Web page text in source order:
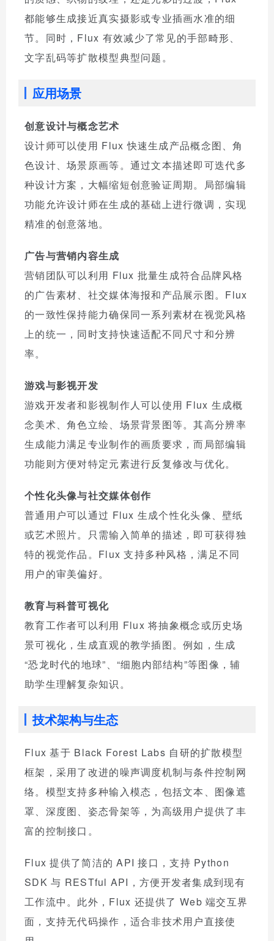
都能够生成接近真实摄影或专业插画水准的细
节。同时，Flux 有效减少了常见的手部畸形、
文字乱码等扩散模型典型问题。
应用场景
创意设计与概念艺术
设计师可以使用 Flux 快速生成产品概念图、角
色设计、场景原画等。通过文本描述即可迭代多
种设计方案，大幅缩短创意验证周期。局部编辑
功能允许设计师在生成的基础上进行微调，实现
精准的创意落地。
广告与营销内容生成
营销团队可以利用 Flux 批量生成符合品牌风格
的广告素材、社交媒体海报和产品展示图。Flux
的一致性保持能力确保同一系列素材在视觉风格
上的统一，同时支持快速适配不同尺寸和分辨
率。
游戏与影视开发
游戏开发者和影视制作人可以使用 Flux 生成概
念美术、角色立绘、场景背景图等。其高分辨率
生成能力满足专业制作的画质要求，而局部编辑
功能则方便对特定元素进行反复修改与优化。
个性化头像与社交媒体创作
普通用户可以通过 Flux 生成个性化头像、壁纸
或艺术照片。只需输入简单的描述，即可获得独
特的视觉作品。Flux 支持多种风格，满足不同
用户的审美偏好。
教育与科普可视化
教育工作者可以利用 Flux 将抽象概念或历史场
景可视化，生成直观的教学插图。例如，生成
“恐龙时代的地球”、“细胞内部结构”等图像，辅
助学生理解复杂知识。
技术架构与生态
Flux 基于 Black Forest Labs 自研的扩散模型
框架，采用了改进的噪声调度机制与条件控制网
络。模型支持多种输入模态，包括文本、图像遮
罩、深度图、姿态骨架等，为高级用户提供了丰
富的控制接口。
Flux 提供了简洁的 API 接口，支持 Python
SDK 与 RESTful API，方便开发者集成到现有
工作流中。此外，Flux 还提供了 Web 端交互界
面，支持无代码操作，适合非技术用户直接使